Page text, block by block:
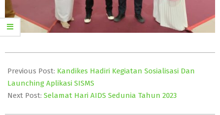
11-
30
Previous Post: Kandikes Hadiri Kegiatan Sosialisasi Dan
Launching Aplikasi SISMS
Next Post: Selamat Hari AIDS Sedunia Tahun 2023